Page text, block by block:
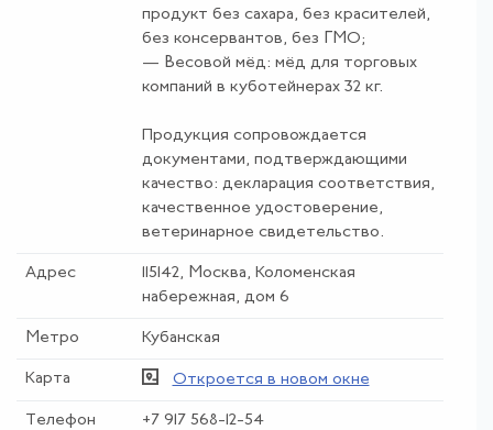
продукт без сахара, без красителей,
без консервантов, без ГМО;
— Весовой мёд: мёд для торговых
компаний в куботейнерах 32 кг.
Продукция сопровождается
документами, подтверждающими
качество: декларация соответствия,
качественное удостоверение,
ветеринарное свидетельство.
Адрес
115142, Москва, Коломенская
набережная, дом 6
Метро Кубанская
Карта Откроется в новом окне
Телефон +7 917 568-12-54